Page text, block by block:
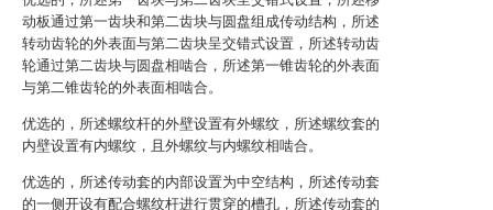
动板通过第一齿块和第二齿块与圆盘组成传动结构，所述
转动齿轮的外表面与第二齿块呈交错式设置，所述转动齿
轮通过第二齿块与圆盘相啮合，所述第一锥齿轮的外表面
与第二锥齿轮的外表面相啮合。
优选的，所述螺纹杆的外壁设置有外螺纹，所述螺纹套的
内壁设置有内螺纹，且外螺纹与内螺纹相啮合。
优选的，所述传动套的内部设置为中空结构，所述传动套
的一侧开设有配合螺纹杆进行贯穿的槽孔，所述传动套的